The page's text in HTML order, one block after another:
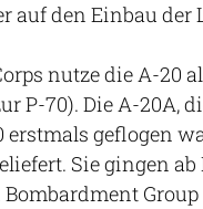
auf den Einbau der
nutze die A-20
P-70). Die A-20A,
erstmals geflogen
Sie gingen
Bombardment